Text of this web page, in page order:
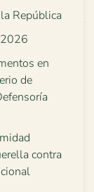
República
en
de
contra